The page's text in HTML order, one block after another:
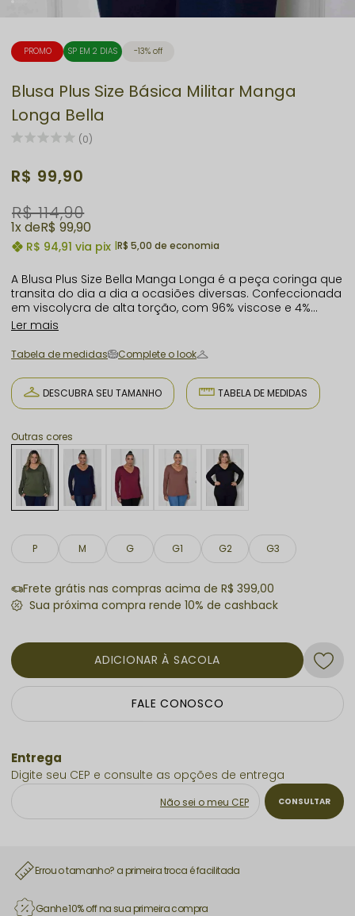
PROMO SP EM 2 DIAS 13% off
Blusa Plus Size Básica Militar Manga
Longa Bella
(0)
R$ 94,91 via pix |R$ 5,00 de economia
R$ 114,90
R$ 99,90
1x R$ 99,90
A Blusa Plus Size Bella Manga Longa é a peça coringa que
transita do dia a dia a ocasiões diversas. Confeccionada
em viscolycra de alta torção, com 96% viscose e 4%
elastano, oferece um toque macio, caimento perfeito e
super versátil para compor looks práticos e adaptáveis.
Ler mais
Tabela de medidas Complete o look
DESCUBRA SEU TAMANHO TABELA DE MEDIDAS
Outras cores
P M G G1 G2 G3
ADICIONAR À SACOLA
Frete grátis nas compras acima de R$ 399,00
FALE CONOSCO
Não sei o meu CEP
Errou o tamanho? a primeira troca é facilitada
Ganhe 10% off na sua primeira compra